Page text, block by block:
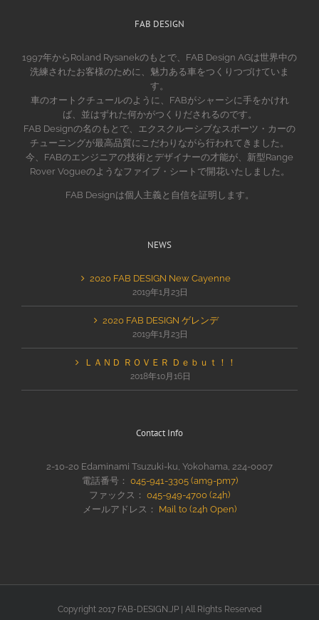
FAB DESIGN
1997年からRoland Rysanekのもとで、FAB Design AGは世界中の
洗練されたお客様のために、魅力ある車をつくりつづけていま
す。
車のオートクチュールのように、FABがシャーシに手をかけれ
ば、並はずれた何かがつくりだされるのです。
FAB Designの名のもとで、エクスクルーシブなスポーツ・カーの
チューニングが最高品質にこだわりながら行われてきました。
今、FABのエンジニアの技術とデザイナーの才能が、新型Range
Rover Vogueのようなファイブ・シートで開花いたしました。
FAB Designは個人主義と自信を証明します。
NEWS
2020 FAB DESIGN New Cayenne
2019年1月23日
2020 FAB DESIGN ゲレンデ
2019年1月23日
ＬＡＮＤ ＲＯＶＥＲ Ｄｅｂｕｔ！！
2018年10月16日
Contact Info
2-10-20 Edaminami Tsuzuki-ku, Yokohama, 224-0007
電話番号： 045-941-3305 (am9-pm7)
ファックス： 045-949-4700 (24h)
メールアドレス： Mail to (24h Open)
Copyright 2017 FAB-DESIGN.JP | All Rights Reserved